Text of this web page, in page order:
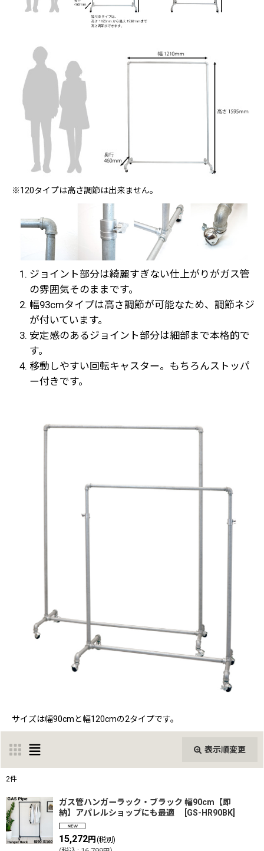
※120タイプは高さ調節は出来ません。
ジョイント部分は綺麗すぎない仕上がりがガス管
の雰囲気そのままです。
幅93cmタイプは高さ調節が可能なため、調節ネジ
が付いています。
安定感のあるジョイント部分は細部まで本格的で
す。
移動しやすい回転キャスター。もちろんストッパ
ー付きです。
サイズは幅90cmと幅120cmの2タイプです。
表示順変更
表示数:
並び順:
2件
ガス管ハンガーラック・ブラック 幅90cm【即
納】アパレルショップにも最適
GS-HR90BK
15,272円 (税別)